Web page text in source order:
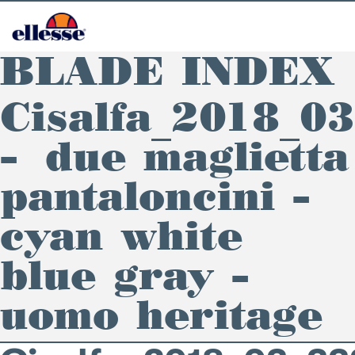
BLADE INDEX
– due maglietta
pantaloncini –
cyan white
blue gray –
uomo heritage